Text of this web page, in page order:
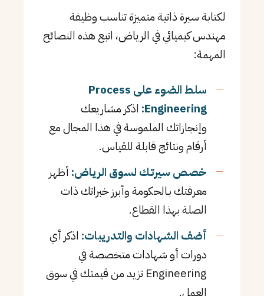
لكتابة سيرة ذاتية متميزة تناسب وظيفة
مهندس كيميائي في الرياض، اتبع هذه النصائح
المهمة:
سلط الضوء على Process
Engineering: اذكر مشاريعك
وإنجازاتك الملموسة في هذا المجال مع
أرقام ونتائج قابلة للقياس.
خصص سيرتك لسوق الرياض: أظهر
معرفتك بـالحكومة وأبرز خبراتك ذات
الصلة بهذا القطاع.
أضف الشهادات والتدريبات: اذكر أي
دورات أو شهادات متخصصة في
Engineering تزيد من قيمتك في سوق
العمل.